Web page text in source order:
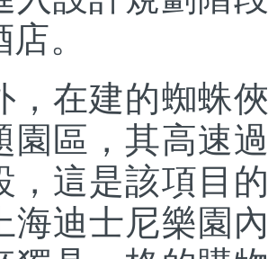
。
建的蜘蛛俠
園區，其高速
，這是該項目
海迪士尼樂園